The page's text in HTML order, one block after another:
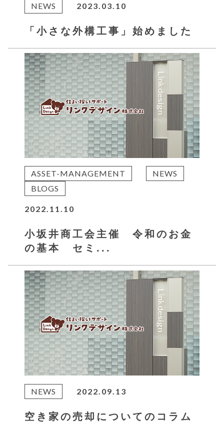
NEWS 2023.03.10
「小さな外構工事」始めました
ASSET-MANAGEMENT
NEWS
BLOGS
2022.11.10
小坂井商工会主催 令和のお金
の基本 セミ...
NEWS 2022.09.13
空き家の売却についてのコラム